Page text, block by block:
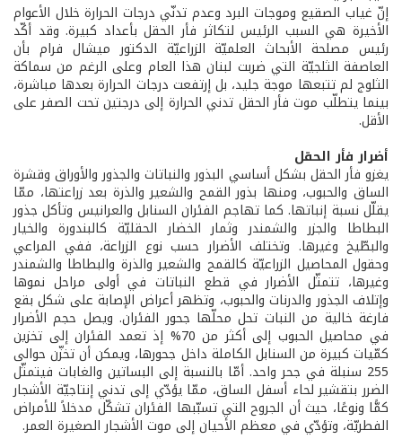
إنّ غياب الصقيع وموجات البرد وعدم تدنّي درجات الحرارة خلال الأعوام
الأخيرة هي السبب الرئيس لتكاثر فأر الحقل بأعداد كبيرة. وقد أكّد
رئيس مصلحة الأبحاث العلميّة الزراعيّة الدكتور ميشال فرام بأن
العاصفة الثلجيّة التي ضربت لبنان هذا العام وعلى الرغم من سماكة
الثلوج لم تتبعها موجة جليد، بل إرتفعت درجات الحرارة بعدها مباشرة،
بينما يتطلّب موت فأر الحقل تدني الحرارة إلى درجتين تحت الصفر على
الأقل.
أضرار فأر الحقل
يغزو فأر الحقل بشكل أساسي البذور والنباتات والجذور والأوراق وقشرة
الساق والحبوب، ومنها بذور القمح والشعير والذرة بعد زراعتها، ممّا
يقلّل نسبة إنباتها. كما تهاجم الفئران السنابل والعرانيس وتأكل جذور
البطاطا والجزر والشمندر وثمار الخضار الحقليّة كالبندورة والخيار
والبطّيخ وغيرها. وتختلف الأضرار حسب نوع الزراعة، ففي المراعي
وحقول المحاصيل الزراعيّة كالقمح والشعير والذرة والبطاطا والشمندر
وغيرها، تتمثّل الأضرار في قطع النباتات في أولى مراحل نموها
وإتلاف الجذور والدرنات والحبوب، وتظهر أعراض الإصابة على شكل بقع
فارغة خالية من النبات تحل محلّها جحور الفئران. ويصل حجم الأضرار
في محاصيل الحبوب إلى أكثر من 70% إذ تعمد الفئران إلى تخزين
كمّيات كبيرة من السنابل الكاملة داخل جحورها، ويمكن أن تخزّن حوالى
255 سنبلة في جحر واحد. أمّا بالنسبة إلى البساتين والغابات فيتمثّل
الضرر بتقشير لحاء أسفل الساق، ممّا يؤدّي إلى تدني إنتاجيّة الأشجار
كمًّا ونوعًا، حيث أن الجروح التي تسبّبها الفئران تشكّل مدخلاً للأمراض
الفطريّة، وتؤدّي في معظم الأحيان إلى موت الأشجار الصغيرة العمر.